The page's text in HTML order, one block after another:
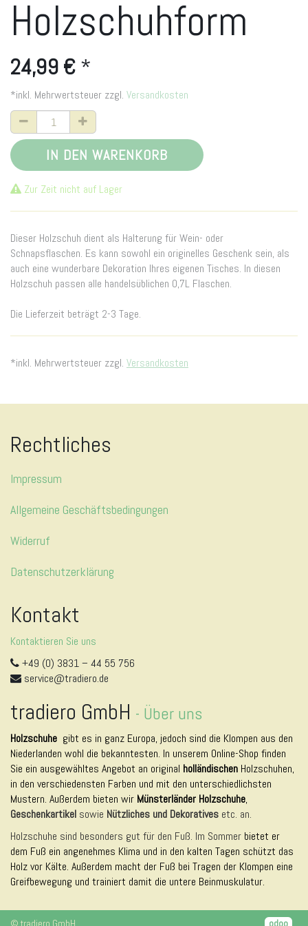
Holzschuhform
24,99 € *
*inkl. Mehrwertsteuer zzgl. Versandkosten
IN DEN WARENKORB
Zur Zeit nicht auf Lager
Dieser Holzschuh dient als Halterung für Wein- oder
Schnapsflaschen. Es kann sowohl ein originelles Geschenk sein, als
auch eine wunderbare Dekoration Ihres eigenen Tisches. In diesen
Holzschuh passen alle handelsüblichen 0,7L Flaschen.
Die Lieferzeit beträgt 2-3 Tage.
*inkl. Mehrwertsteuer zzgl. Versandkosten
Rechtliches
Impressum
Allgemeine Geschäftsbedingungen
Widerruf
Datenschutzerklärung
Kontakt
Kontaktieren Sie uns
+49 (0) 3831 – 44 55 756
service@tradiero.de
tradiero GmbH - Über uns
Holzschuhe gibt es in ganz Europa, jedoch sind die Klompen aus den
Niederlanden wohl die bekanntesten. In unserem Online-Shop finden
Sie ein ausgewähltes Angebot an original holländischen Holzschuhen,
in den verschiedensten Farben und mit den unterschiedlichsten
Mustern. Außerdem bieten wir Münsterländer Holzschuhe,
Geschenkartikel sowie Nützliches und Dekoratives etc. an.
Holzschuhe sind besonders gut für den Fuß. Im Sommer bietet er
dem Fuß ein angenehmes Klima und in den kalten Tagen schützt das
Holz vor Kälte. Außerdem macht der Fuß bei Tragen der Klompen eine
Greifbewegung und trainiert damit die untere Beinmuskulatur.
© tradiero GmbH odoo